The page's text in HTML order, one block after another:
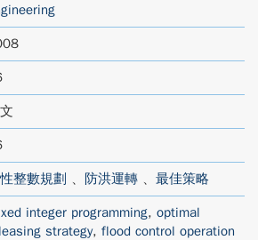
整數規劃 、 防洪運轉 、 最佳策略
integer programming, optimal
strategy, flood control operation